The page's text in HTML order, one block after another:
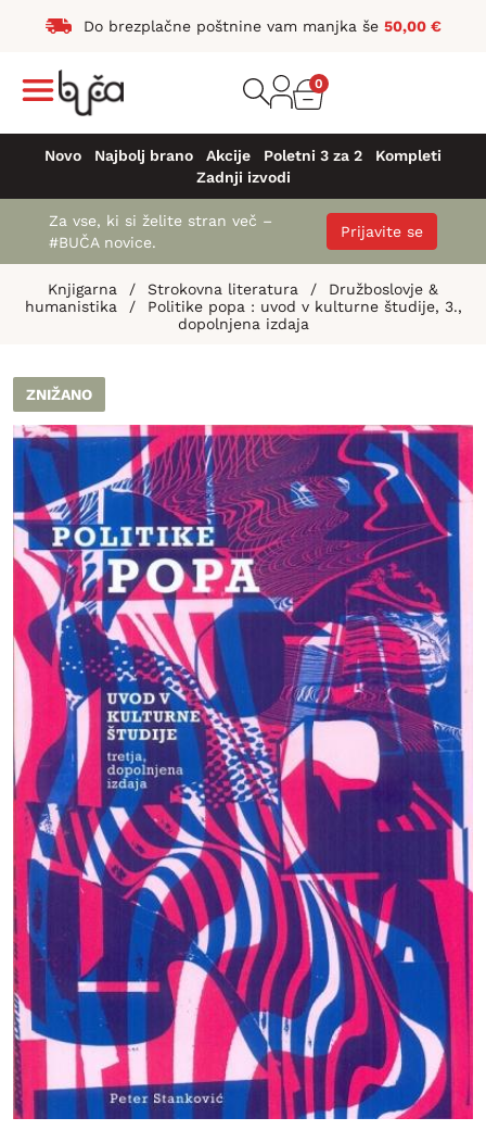
Do brezplačne poštnine vam manjka še 50,00 €
0
Novo Najbolj brano Akcije Poletni 3 za 2
Kompleti
Zadnji izvodi
Za vse, ki si želite stran več –
#BUČA novice.
Prijavite se
Knjigarna / Strokovna literatura /
Družboslovje &
humanistika
/
Politike popa : uvod v kulturne študije, 3.,
dopolnjena izdaja
ZNIŽANO